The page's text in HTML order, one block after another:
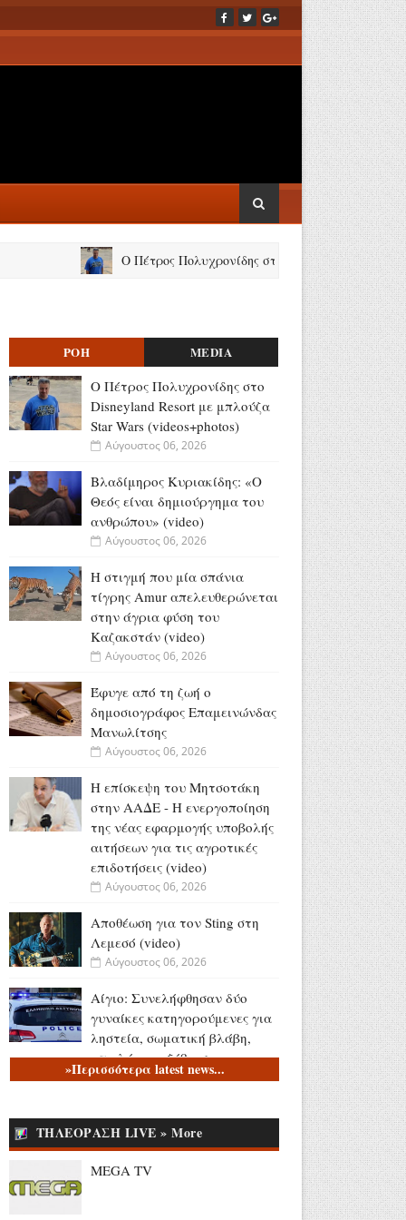
Ο Πέτρος Πολυχρονίδης στο Disneyland Resort με
ΡΟΗ MEDIA
Ο Πέτρος Πολυχρονίδης στο
Disneyland Resort με μπλούζα
Star Wars (videos+photos)
Αύγουστος 06, 2026
Βλαδίμηρος Κυριακίδης: «Ο
Θεός είναι δημιούργημα του
ανθρώπου» (video)
Αύγουστος 06, 2026
Η στιγμή που μία σπάνια
τίγρης Amur απελευθερώνεται
στην άγρια φύση του
Καζακστάν (video)
Αύγουστος 06, 2026
Έφυγε από τη ζωή ο
δημοσιογράφος Επαμεινώνδας
Μανωλίτσης
Αύγουστος 06, 2026
Η επίσκεψη του Μητσοτάκη
στην ΑΑΔΕ - Η ενεργοποίηση
της νέας εφαρμογής υποβολής
αιτήσεων για τις αγροτικές
επιδοτήσεις (video)
Αύγουστος 06, 2026
Αποθέωση για τον Sting στη
Λεμεσό (video)
Αύγουστος 06, 2026
Αίγιο: Συνελήφθησαν δύο
γυναίκες κατηγορούμενες για
ληστεία, σωματική βλάβη,
απειλή και εξύβριση
Αύγουστος 06, 2026
Λάκη Χαλκιά (videos)
Αύγουστος 06, 2026
»Περισσότερα latest news...
ΤΗΛΕΟΡΑΣΗ LIVE » More
MEGA TV